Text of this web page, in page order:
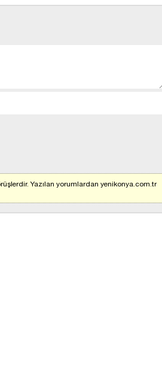
Yazılan yorumlardan yenikonya.com.tr